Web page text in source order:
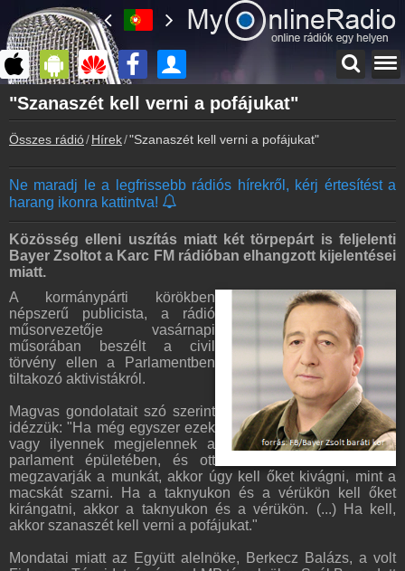
Főoldal
myonlineradio.hu
Bejelentkezés
Kapcsolat
Írj nekünk!
Partnerek
Rádiós partnerek
Ágyazd be weboldaladba
Online rádió készítés
Készítés lépésről lépésre
"Szanaszét kell verni a pofájukat"
Összes rádió Hírek "Szanaszét kell verni a pofájukat"
Ne maradj le a legfrissebb rádiós hírekről, kérj értesítést a
harang ikonra kattintva!
Közösség elleni uszítás miatt két törpepárt is feljelenti
Bayer Zsoltot a Karc FM rádióban elhangzott kijelentései
miatt.
A kormánypárti körökben
népszerű publicista, a rádió
műsorvezetője vasárnapi
műsorában beszélt a civil
törvény ellen a Parlamentben
tiltakozó aktivistákról.
Magvas gondolatait szó szerint
idézzük: "Ha még egyszer ezek
vagy ilyennek megjelennek a
parlament épületében, és ott
megzavarják a munkát, akkor úgy kell őket kivágni, mint a
macskát szarni. Ha a taknyukon és a vérükön kell őket
kirángatni, akkor a taknyukon és a vérükön. (...) Ha kell,
akkor szanaszét kell verni a pofájukat."
Mondatai miatt az Együtt alelnöke, Berkecz Balázs, a volt